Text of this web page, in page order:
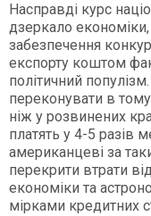
Насправді курс
дзеркало
забезпечення
експорту коштом
політичний
переконувати в
ніж у розвинених
платять у 4-5 разів
американцеві за
перекрити втрати
економіки та
мірками кредитних